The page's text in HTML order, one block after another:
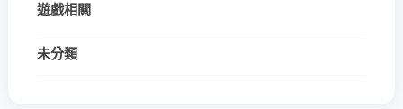
遊戲相關
未分類